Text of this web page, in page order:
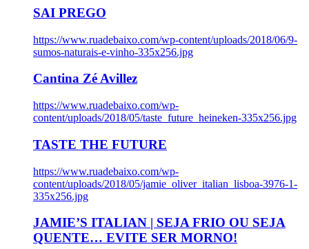
SAI PREGO
https://www.ruadebaixo.com/wp-content/uploads/2018/06/9-
sumos-naturais-e-vinho-335x256.jpg
Cantina Zé Avillez
https://www.ruadebaixo.com/wp-
content/uploads/2018/05/taste_future_heineken-335x256.jpg
TASTE THE FUTURE
https://www.ruadebaixo.com/wp-
content/uploads/2018/05/jamie_oliver_italian_lisboa-3976-1-
335x256.jpg
JAMIE’S ITALIAN | SEJA FRIO OU SEJA
QUENTE… EVITE SER MORNO!